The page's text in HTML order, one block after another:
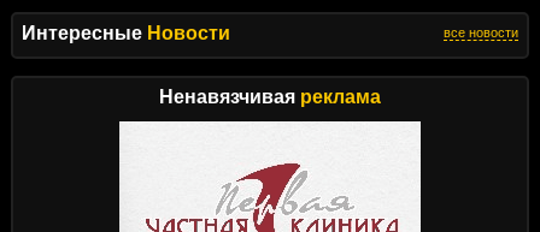
Интересные Новости все новости
Ненавязчивая реклама